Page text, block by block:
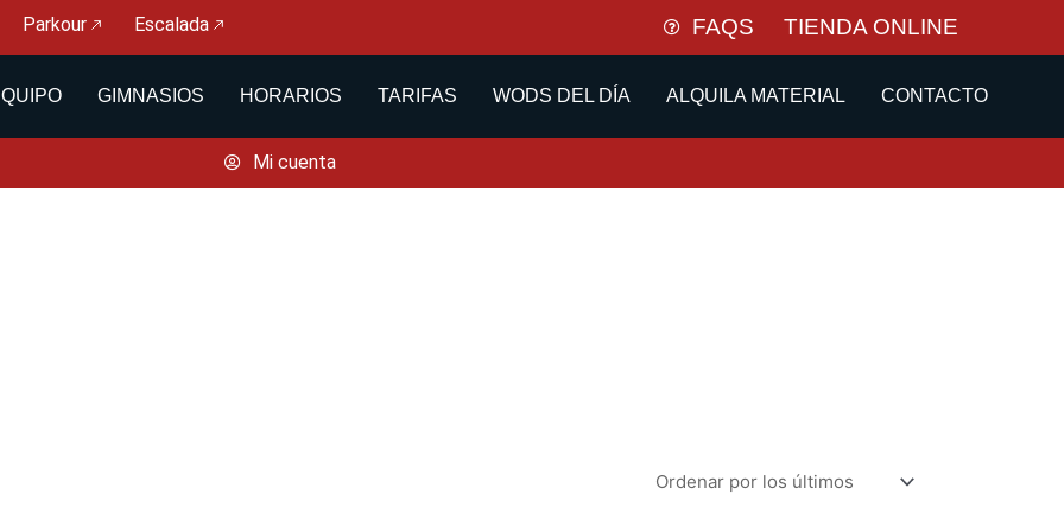
Parkour Escalada FAQS TIENDA ONLINE
GIMNASIOS HORARIOS TARIFAS WODS DEL DÍA ALQUILA MATERIAL CONTACTO
Mi cuenta